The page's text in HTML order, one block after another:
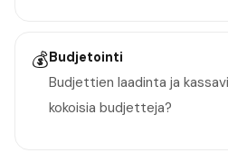
💰Budjetointi
Budjettien laadinta ja
kokoisia budjetteja?